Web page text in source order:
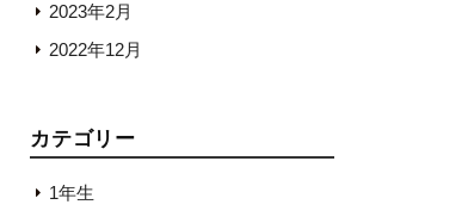
2023年2月
2022年12月
カテゴリー
1年生